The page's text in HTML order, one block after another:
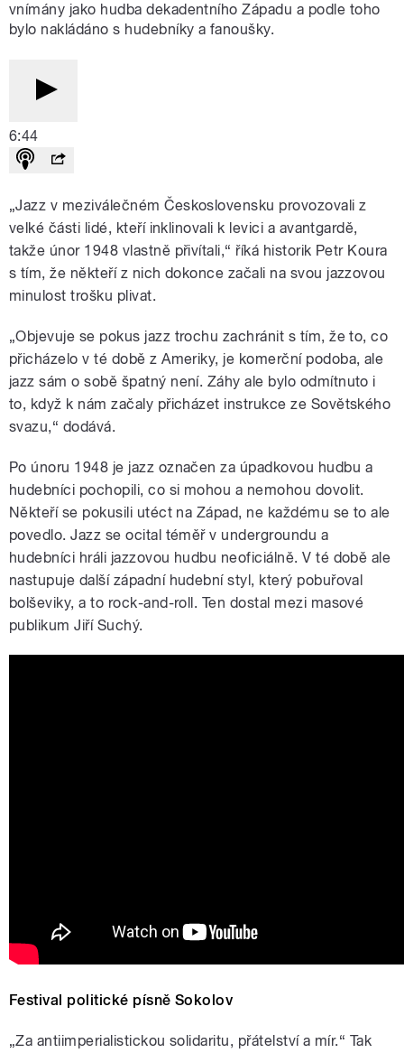
vnímány jako hudba dekadentního Západu a podle toho
bylo nakládáno s hudebníky a fanoušky.
6:44
„Jazz v meziválečném Československu provozovali z
velké části lidé, kteří inklinovali k levici a avantgardě,
takže únor 1948 vlastně přivítali,“ říká historik Petr Koura
s tím, že někteří z nich dokonce začali na svou jazzovou
minulost trošku plivat.
„Objevuje se pokus jazz trochu zachránit s tím, že to, co
přicházelo v té době z Ameriky, je komerční podoba, ale
jazz sám o sobě špatný není. Záhy ale bylo odmítnuto i
to, když k nám začaly přicházet instrukce ze Sovětského
svazu,“ dodává.
Po únoru 1948 je jazz označen za úpadkovou hudbu a
hudebníci pochopili, co si mohou a nemohou dovolit.
Někteří se pokusili utéct na Západ, ne každému se to ale
povedlo. Jazz se ocital téměř v undergroundu a
hudebníci hráli jazzovou hudbu neoficiálně. V té době ale
nastupuje další západní hudební styl, který pobuřoval
bolševiky, a to rock-and-roll. Ten dostal mezi masové
publikum Jiří Suchý.
Festival politické písně Sokolov
„Za antiimperialistickou solidaritu, přátelství a mír.“ Tak